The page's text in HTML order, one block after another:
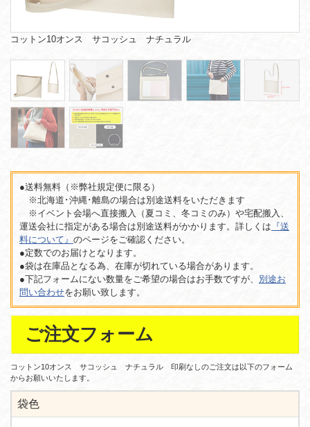
コットン10オンス サコッシュ ナチュラル
●送料無料（※弊社規定便に限る）
※北海道･沖縄･離島の場合は別途送料をいただきます
※イベント会場へ直接搬入（夏コミ、冬コミのみ）や宅配搬入、
運送会社に指定がある場合は別途送料がかかります。詳しくは 『送
料について』 のページをご確認ください。
●定数でのお届けとなります。
●袋は在庫品となる為、在庫が切れている場合があります。
●下記フォームにない数量をご希望の場合はお手数ですが、 別途お
問い合わせをお願い致します。
ご注文フォーム
コットン10オンス サコッシュ ナチュラル 印刷なしのご注文は以下のフォーム
からお願いいたします。
袋色